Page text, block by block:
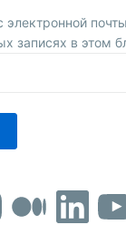
записях в этом